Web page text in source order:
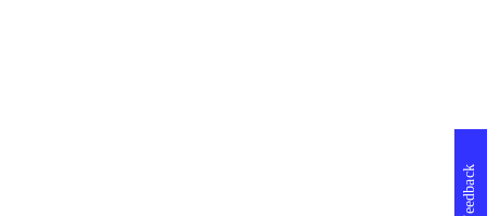
Feedback